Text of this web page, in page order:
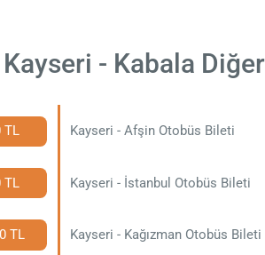
Kayseri - Kabala
TL Kayseri - Afşin Otobüs Bileti
TL Kayseri - İstanbul Otobüs Bileti
TL Kayseri - Kağızman Otobüs Bileti